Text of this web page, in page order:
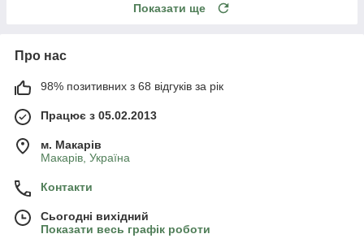
Показати ще
Про нас
98% позитивних з 68 відгуків за рік
Працює з 05.02.2013
м. Mакарів
Mакарів, Україна
Контакти
Сьогодні вихідний
Показати весь графік роботи